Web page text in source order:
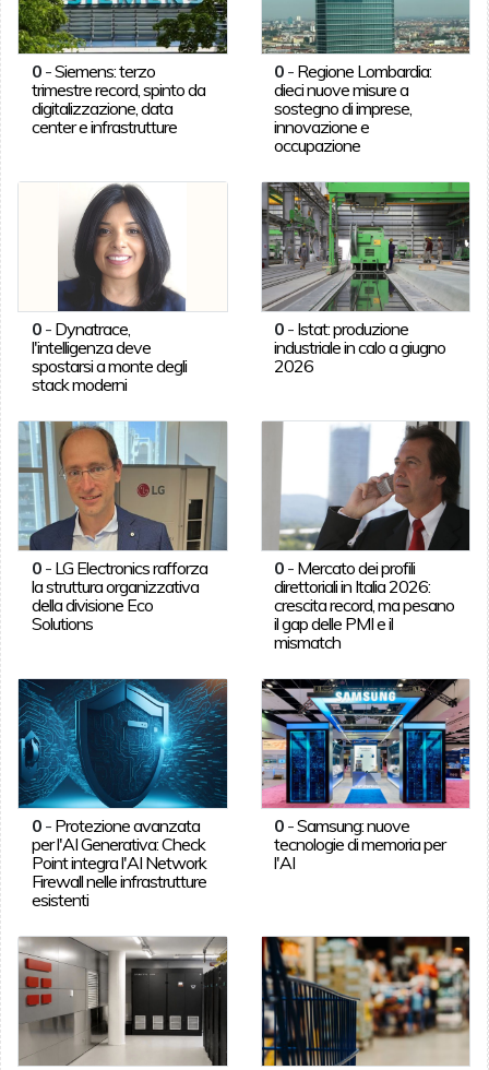
0-Siemens: terzo
trimestre record, spinto da
digitalizzazione, data
center e infrastrutture
0 - Regione Lombardia:
dieci nuove misure a
sostegno di imprese,
innovazione e
occupazione
0- Dynatrace,
l'intelligenza deve
spostarsi a monte degli
stack moderni
0 - Istat: produzione
industriale in calo a giugno
2026
0- LG Electronics rafforza
la struttura organizzativa
della divisione Eco
Solutions
0 - Mercato dei profili
direttoriali in Italia 2026:
crescita record, ma pesano
il gap delle PMI e il
mismatch
0- Protezione avanzata
per l'AI Generativa: Check
Point integra l'AI Network
Firewall nelle infrastrutture
esistenti
0 -Samsung: nuove
tecnologie di memoria per
l'AI